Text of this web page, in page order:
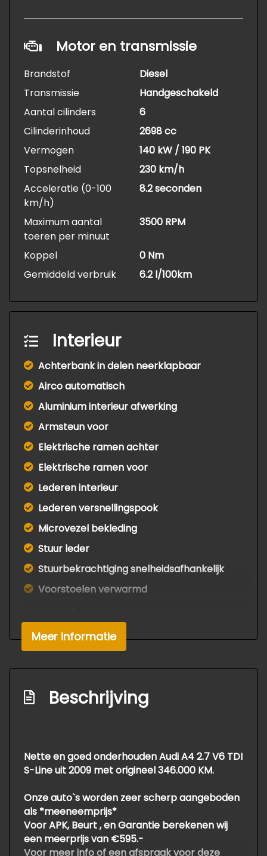
Motor en transmissie
Brandstof
Diesel
Transmissie
Handgeschakeld
Aantal cilinders
6
Cilinderinhoud
2698 cc
Vermogen
140 kW / 190 PK
Topsnelheid
230 km/h
Acceleratie (0-100
km/h)
8.2 seconden
Maximum aantal
toeren per minuut
3500 RPM
Koppel
0 Nm
Gemiddeld verbruik
6.2 l/100km
Interieur
Achterbank in delen neerklapbaar
Airco automatisch
Aluminium interieur afwerking
Armsteun voor
Elektrische ramen achter
Elektrische ramen voor
Lederen interieur
Lederen versnellingspook
Microvezel bekleding
Stuur leder
Stuurbekrachtiging snelheidsafhankelijk
Voorstoelen verwarmd
Infotainment
Audio installatie
Autotelefoon voorbereiding
Stuur multifunctioneel
Exterieur
Buitenspiegels elektrisch verstel- en
verwarmbaar
Centrale vergrendeling met
Meer informatie
Beschrijving
Nette en goed onderhouden Audi A4 2.7 V6 TDI
S-Line uit 2009 met origineel 346.000 KM.
Onze auto`s worden zeer scherp aangeboden
als *meeneemprijs*
Voor APK, Beurt , en Garantie berekenen wij
een meerprijs van €595.-
Voor meer info of een afspraak voor deze